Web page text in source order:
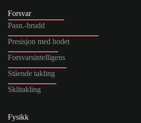
Forsvar
Pasn.-brudd
Presisjon med hodet
Forsvarsintelligens
Stående takling
Sklitakling
Fysikk